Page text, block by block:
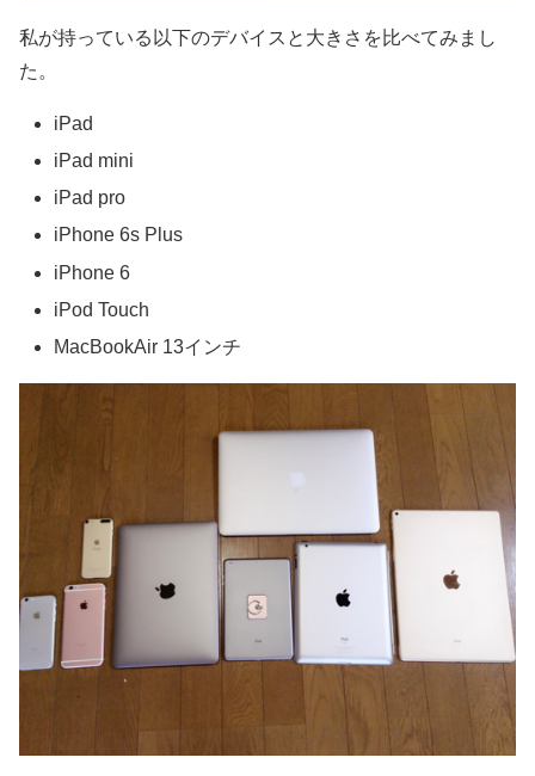
私が持っている以下のデバイスと大きさを比べてみまし
た。
iPad
iPad mini
iPad pro
iPhone 6s Plus
iPhone 6
iPod Touch
MacBookAir 13インチ